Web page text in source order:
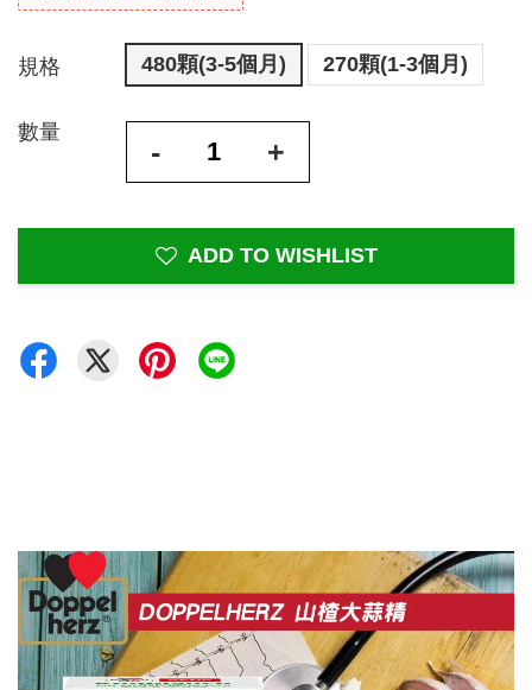
規格 480顆(3-5個月) 270顆(1-3個月)
數量
- +
ADD TO WISHLIST